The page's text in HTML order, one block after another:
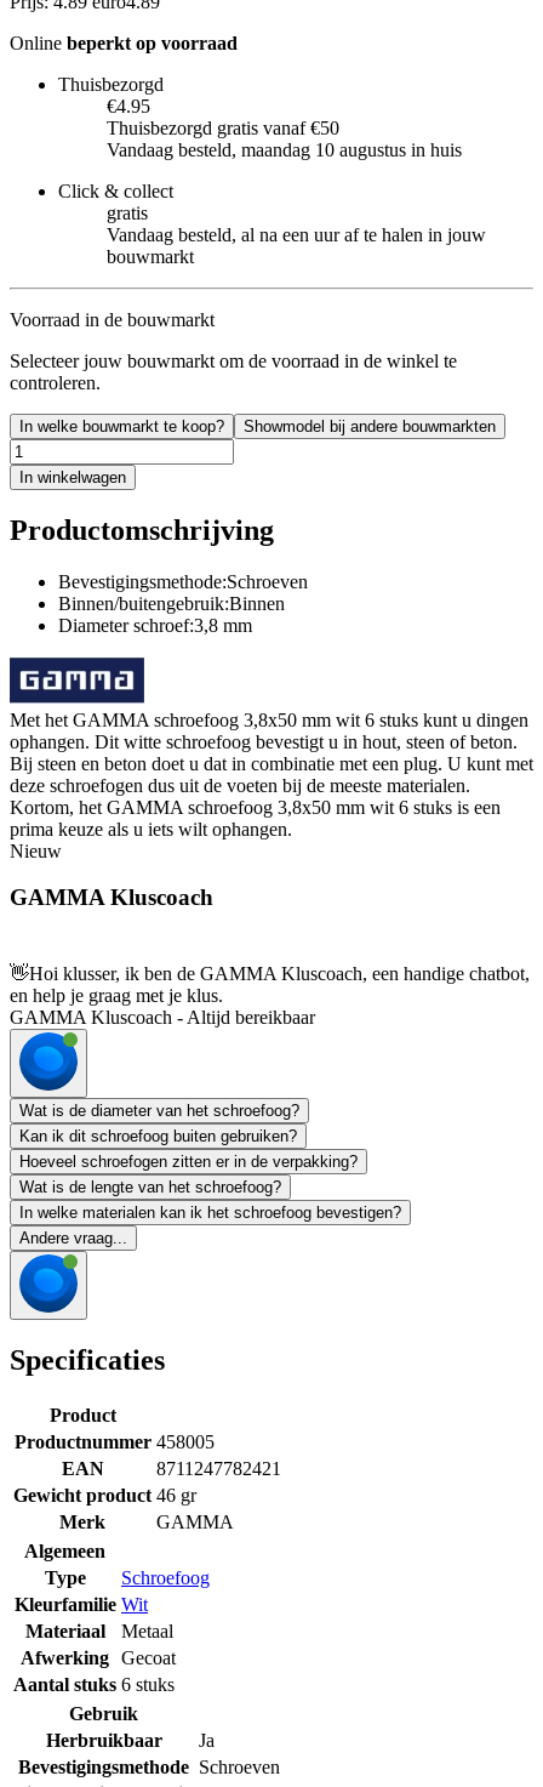
Online beperkt op voorraad
Thuisbezorgd
€4.95
Thuisbezorgd gratis vanaf €50
Vandaag besteld, maandag 10 augustus in huis
Click & collect
gratis
Vandaag besteld, al na een uur af te halen in jouw
bouwmarkt
Voorraad in de bouwmarkt
Selecteer jouw bouwmarkt om de voorraad in de winkel te
controleren.
In welke bouwmarkt te koop? Showmodel bij andere bouwmarkten
In winkelwagen
Productomschrijving
Bevestigingsmethode:Schroeven
Binnen/buitengebruik:Binnen
Diameter schroef:3,8 mm
Met het GAMMA schroefoog 3,8x50 mm wit 6 stuks kunt u dingen
ophangen. Dit witte schroefoog bevestigt u in hout, steen of beton.
Bij steen en beton doet u dat in combinatie met een plug. U kunt met
deze schroefogen dus uit de voeten bij de meeste materialen.
Kortom, het GAMMA schroefoog 3,8x50 mm wit 6 stuks is een
prima keuze als u iets wilt ophangen.
Nieuw
GAMMA Kluscoach
👋Hoi klusser, ik ben de GAMMA Kluscoach, een handige chatbot,
en help je graag met je klus.
GAMMA Kluscoach - Altijd bereikbaar
Wat is de diameter van het schroefoog?
Kan ik dit schroefoog buiten gebruiken?
Hoeveel schroefogen zitten er in de verpakking?
Wat is de lengte van het schroefoog?
In welke materialen kan ik het schroefoog bevestigen?
Andere vraag...
Specificaties
Product
Productnummer 458005
EAN
8711247782421
Gewicht product 46 gr
Merk
GAMMA
Algemeen
Type
Schroefoog
Kleurfamilie Wit
Materiaal
Metaal
Afwerking Gecoat
Aantal stuks 6 stuks
Gebruik
Herbruikbaar
Ja
Bevestigingsmethode Schroeven